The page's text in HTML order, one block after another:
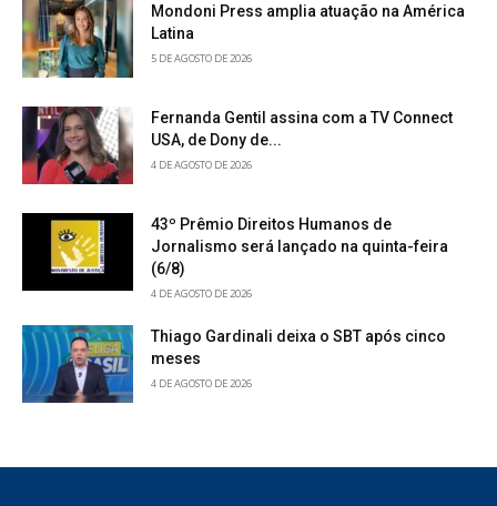
Mondoni Press amplia atuação na América
Latina
5 DE AGOSTO DE 2026
Fernanda Gentil assina com a TV Connect
USA, de Dony de...
4 DE AGOSTO DE 2026
43º Prêmio Direitos Humanos de
Jornalismo será lançado na quinta-feira
(6/8)
4 DE AGOSTO DE 2026
Thiago Gardinali deixa o SBT após cinco
meses
4 DE AGOSTO DE 2026